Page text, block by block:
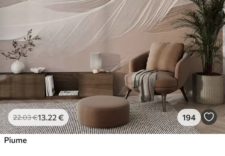
22.03€13 .22 € 194
Piume